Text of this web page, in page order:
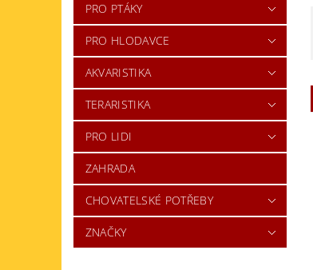
PRO PTÁKY
PRO HLODAVCE
AKVARISTIKA
TERARISTIKA
PRO LIDI
ZAHRADA
CHOVATELSKÉ POTŘEBY
ZNAČKY